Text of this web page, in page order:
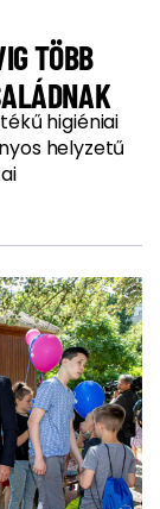
TÖBB
higiéniai
helyzetű